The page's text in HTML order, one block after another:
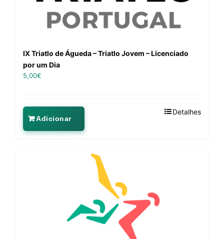
IX Triatlo de Águeda – Triatlo Jovem – Licenciado
por um Dia
5,00€
Adicionar
Detalhes